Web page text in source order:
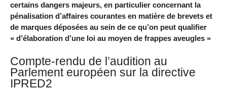
certains dangers majeurs, en particulier concernant la
pénalisation d’affaires courantes en matière de brevets et
de marques déposées au sein de ce qu’on peut qualifier
« d’élaboration d’une loi au moyen de frappes aveugles »
Compte-rendu de l’audition au
Parlement européen sur la directive
IPRED2